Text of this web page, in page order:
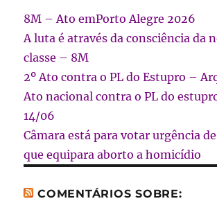
8M – Ato emPorto Alegre 2026
A luta é através da consciência da
classe – 8M
2º Ato contra o PL do Estupro –
Ato nacional contra o PL do
14/06
Câmara está para votar urgência
que equipara aborto a homicídio
COMENTÁRIOS SOBRE: